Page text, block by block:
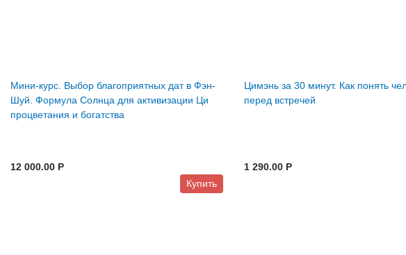
Мини-курс. Выбор благоприятных дат в Фэн-
Шуй. Формула Солнца для активизации Ци
процветания и богатства
12 000.00 P
Купить
Цимэнь за 30 минут. Как понять
перед встречей
1 290.00 P